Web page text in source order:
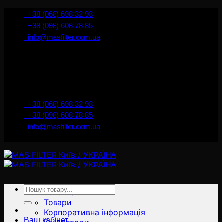
İçeriğe+38 (068) 698 32 93
+38 (098) 608 78 85
info@masfilter.com.ua
+38 (068) 698 32 93
+38 (098) 608 78 85
info@masfilter.com.ua
Головна
Товари
Корпоративна інформація
Ara:
Ваш кабінет